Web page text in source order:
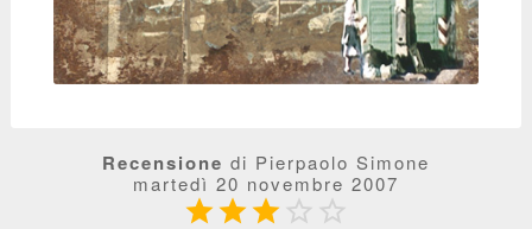
Recensione di Pierpaolo Simone
martedì 20 novembre 2007
  